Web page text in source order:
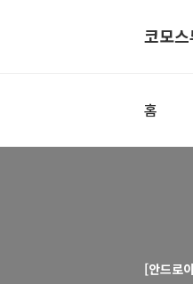
코모
홈
[안드로